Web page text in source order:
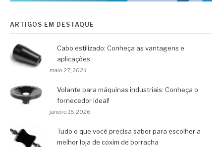
ARTIGOS EM DESTAQUE
Cabo estilizado: Conheça as vantagens e
aplicações
maio 27, 2024
Volante para máquinas industriais: Conheça o
fornecedor ideal!
janeiro 15, 2026
Tudo o que você precisa saber para escolher a
melhor loja de coxim de borracha